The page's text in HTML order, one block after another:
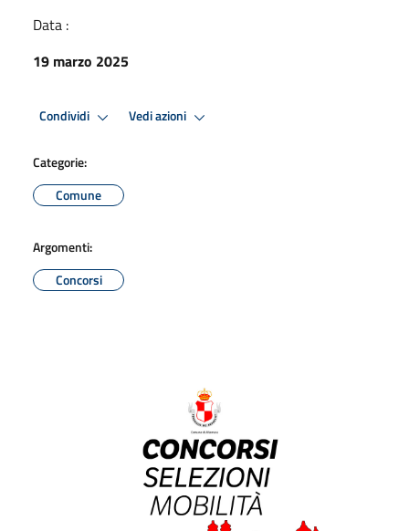
Data :
19 marzo 2025
Condividi Vedi azioni
Categorie:
Comune
Argomenti:
Concorsi